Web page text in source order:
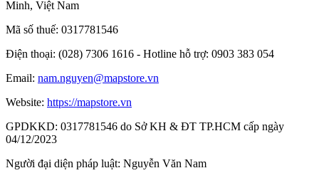
Minh, Việt Nam
Mã số thuế: 0317781546
Điện thoại: (028) 7306 1616 - Hotline hỗ trợ: 0903 383 054
Email: nam.nguyen@mapstore.vn
Website: https://mapstore.vn
GPDKKD: 0317781546 do Sở KH & ĐT TP.HCM cấp ngày
04/12/2023
Người đại diện pháp luật: Nguyễn Văn Nam